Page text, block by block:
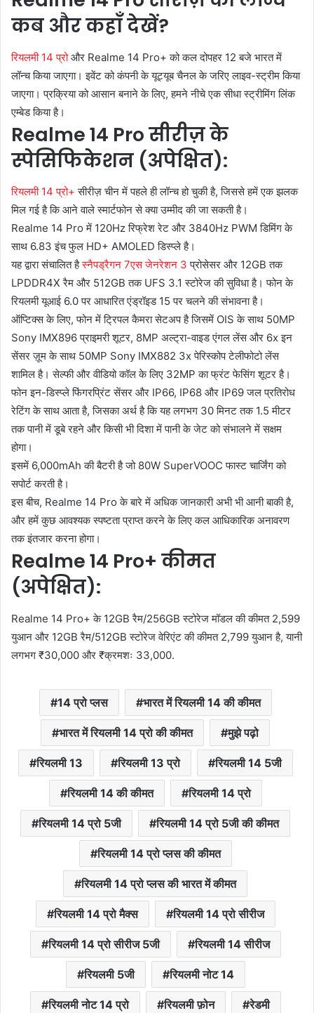
कब और कहाँ देखें?
रियलमी 14 प्रोऔर Realme 14 Pro+ को कल दोपहर 12 बजे भारत में
लॉन्च किया जाएगा। इवेंट को कंपनी के यूट्यूब चैनल के जरिए लाइव-स्ट्रीम किया
जाएगा। प्रक्रिया को आसान बनाने के लिए, हमने नीचे एक सीधा स्ट्रीमिंग लिंक
एम्बेड किया है।
Realme 14 Pro सीरीज़ के
स्पेसिफिकेशन (अपेक्षित):
रियलमी 14 प्रो+ सीरीज़ चीन में पहले ही लॉन्च हो चुकी है, जिससे हमें एक झलक
मिल गई है कि आने वाले स्मार्टफोन से क्या उम्मीद की जा सकती है।
Realme 14 Pro में 120Hz रिफ्रेश रेट और 3840Hz PWM डिमिंग के
साथ 6.83 इंच फुल HD+ AMOLED डिस्प्ले है।
यह द्वारा संचालित हैस्नैपड्रैगन 7एस जेनरेशन 3 प्रोसेसर और 12GB तक
LPDDR4X रैम और 512GB तक UFS 3.1 स्टोरेज की सुविधा है। फोन के
रियलमी यूआई 6.0 पर आधारित एंड्रॉइड 15 पर चलने की संभावना है।
ऑप्टिक्स के लिए, फोन में ट्रिपल कैमरा सेटअप है जिसमें OIS के साथ 50MP
Sony IMX896 प्राइमरी शूटर, 8MP अल्ट्रा-वाइड एंगल लेंस और 6x इन
सेंसर ज़ूम के साथ 50MP Sony IMX882 3x पेरिस्कोप टेलीफोटो लेंस
शामिल है। सेल्फी और वीडियो कॉल के लिए 32MP का फ्रंट फेसिंग शूटर है।
फोन इन-डिस्प्ले फिंगरप्रिंट सेंसर और IP66, IP68 और IP69 जल प्रतिरोध
रेटिंग के साथ आता है, जिसका अर्थ है कि यह लगभग 30 मिनट तक 1.5 मीटर
तक पानी में डूबे रहने और किसी भी दिशा में पानी के जेट को संभालने में सक्षम
होगा।
इसमें 6,000mAh की बैटरी है जो 80W SuperVOOC फास्ट चार्जिंग को
सपोर्ट करती है।
इस बीच, Realme 14 Pro के बारे में अधिक जानकारी अभी भी आनी बाकी है,
और हमें कुछ आवश्यक स्पष्टता प्राप्त करने के लिए कल आधिकारिक अनावरण
तक इंतजार करना होगा।
Realme 14 Pro+ कीमत
(अपेक्षित):
Realme 14 Pro+ के 12GB रैम/256GB स्टोरेज मॉडल की कीमत 2,599
युआन और 12GB रैम/512GB स्टोरेज वेरिएंट की कीमत 2,799 युआन है, यानी
लगभग ₹30,000 और ₹क्रमशः 33,000.
14 प्रो प्लस भारत में रियलमी 14 की कीमत
भारत में रियलमी 14 प्रो की कीमत मुझे पढ़ो
रियलमी 13 रियलमी 13 प्रो रियलमी 14 5जी
रियलमी 14 की कीमत रियलमी 14 प्रो
रियलमी 14 प्रो 5जी रियलमी 14 प्रो 5जी की कीमत
रियलमी 14 प्रो प्लस की कीमत
रियलमी 14 प्रो प्लस की भारत में कीमत
रियलमी 14 प्रो मैक्स रियलमी 14 प्रो सीरीज
रियलमी 14 प्रो सीरीज 5जी रियलमी 14 सीरीज
रियलमी 5जी रियलमी नोट 14
रियलमी नोट 14 प्रो रियलमी फ़ोन रेडमी